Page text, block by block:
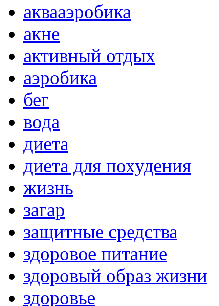
аквааэробика
акне
активный отдых
аэробика
бег
вода
диета
диета для похудения
жизнь
загар
защитные средства
здоровое питание
здоровый образ жизни
здоровье